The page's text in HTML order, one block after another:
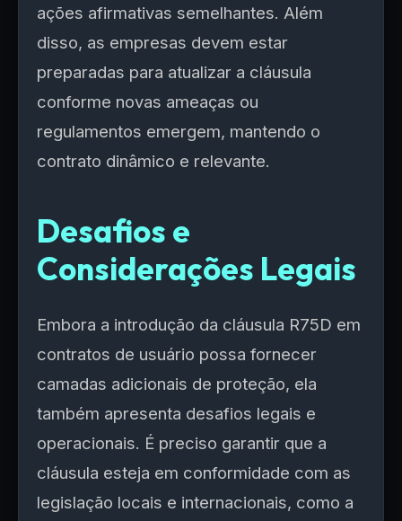
ações afirmativas semelhantes. Além
disso, as empresas devem estar
preparadas para atualizar a cláusula
conforme novas ameaças ou
regulamentos emergem, mantendo o
contrato dinâmico e relevante.
Desafios e
Considerações Legais
Embora a introdução da cláusula R75D em
contratos de usuário possa fornecer
camadas adicionais de proteção, ela
também apresenta desafios legais e
operacionais. É preciso garantir que a
cláusula esteja em conformidade com as
legislação locais e internacionais, como a